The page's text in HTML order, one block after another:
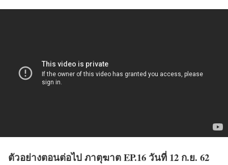
ตัวอย่างตอนต่อไป ภาตุฆาต EP.16 วันที่ 12 ก.ย. 62